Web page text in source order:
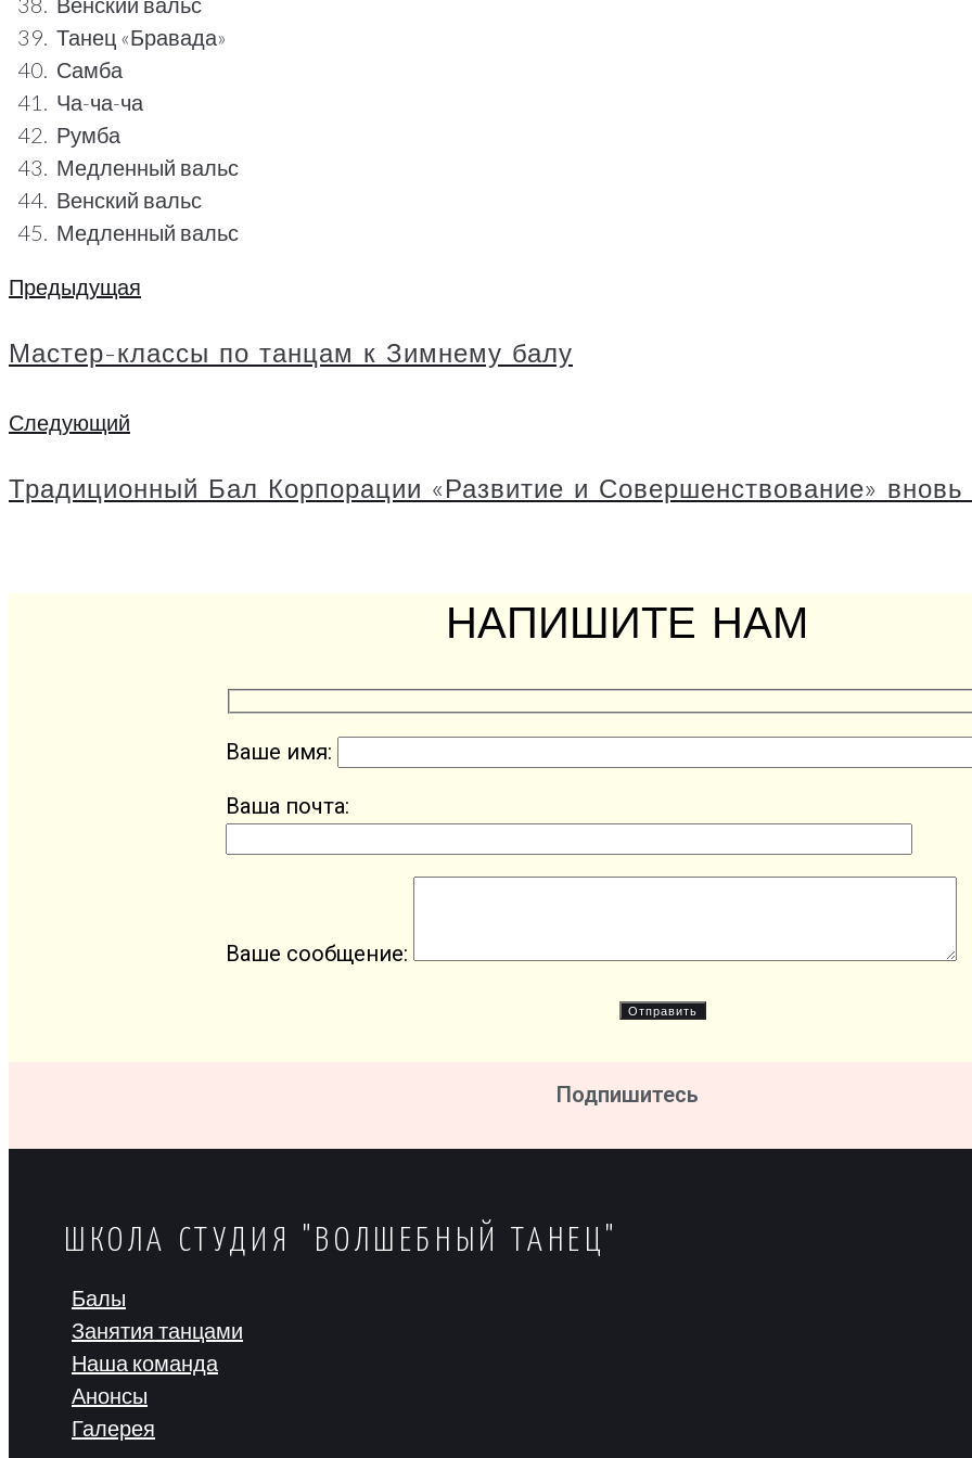
Танец «Бравада»
Самба
Ча-ча-ча
Румба
Медленный вальс
Венский вальс
Медленный вальс
Навигация
по
записям
Предыдущая
Предыдущая
Мастер-классы по танцам к Зимнему балу
Следующий
Следующий
Традиционный Бал Корпорации «Развитие и Совершенствование» вновь
НАПИШИТЕ НАМ
Ваше имя:
Ваша почта:
Ваше сообщение:
Подпишитесь
ШКОЛА СТУДИЯ "ВОЛШЕБНЫЙ ТАНЕЦ"
Балы
Занятия танцами
Наша команда
Анонсы
Галерея